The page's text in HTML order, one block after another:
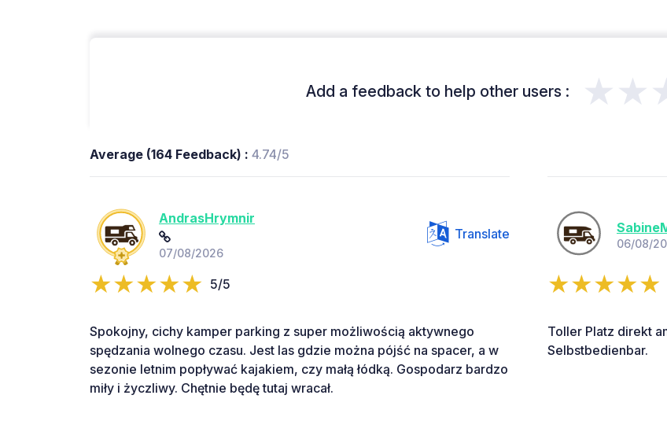
Add a feedback to help other users :
Average (164 Feedback) : 4.74/5
AndrasHrymnir
07/08/2026
Translate
5/5
Spokojny, cichy kamper parking z super możliwością aktywnego
spędzania wolnego czasu. Jest las gdzie można pójść na spacer, a w
sezonie letnim popływać kajakiem, czy małą łódką. Gospodarz bardzo
miły i życzliwy. Chętnie będę tutaj wracał.
06/08/
Toller Platz direkt
Selbstbedienbar.